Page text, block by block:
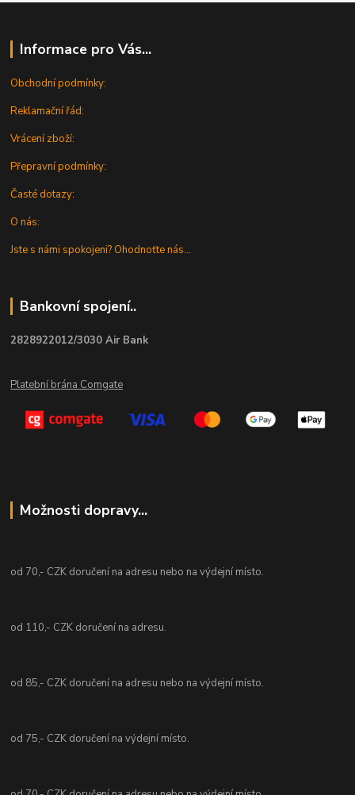
Informace pro Vás...
Obchodní podmínky:
Reklamační řád:
Vrácení zboží:
Přepravní podmínky:
Časté dotazy:
O nás:
Jste s námi spokojeni? Ohodnoťte nás...
Bankovní spojení..
2828922012/3030 Air Bank
Platební brána Comgate
Možnosti dopravy...
od 70,- CZK doručení na adresu nebo na výdejní místo.
od 110,- CZK doručení na adresu.
od 85,- CZK doručení na adresu nebo na výdejní místo.
od 75,- CZK doručení na výdejní místo.